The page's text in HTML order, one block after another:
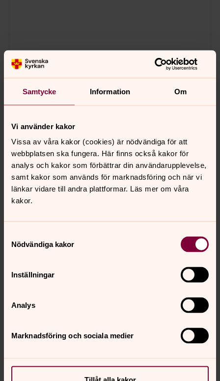
Samtycke Information Om
Vi använder kakor
Vissa av våra kakor (cookies) är nödvändiga för att
webbplatsen ska fungera. Här finns också kakor för
analys och kakor som förbättrar din användarupplevelse,
samt kakor som används för marknadsföring och när vi
länkar vidare till andra plattformar. Läs mer om våra
kakor.
Nödvändiga kakor
Inställningar
Analys
Marknadsföring och sociala medier